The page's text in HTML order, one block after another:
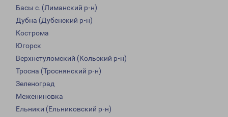
Басы с. (Лиманский р-н)
Дубна (Дубенский р-н)
Кострома
Югорск
Верхнетуломский (Кольский р-н)
Тросна (Троснянский р-н)
Зеленоград
Межениновка
Ельники (Ельниковский р-н)